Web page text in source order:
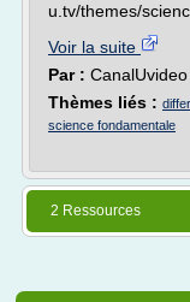
u.tv/themes/
Voir la suite
Par : CanalUvideo
Thèmes liés :
science fondamentale
2 Ressources